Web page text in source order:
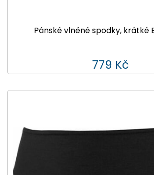
Pánské vlněné spodky, krátké
779 Kč